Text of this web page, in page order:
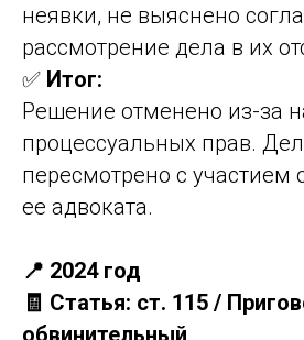
неявки, не выяснено
рассмотрение дела в их
✅ Итог:
Решение отменено из-за
процессуальных прав.
пересмотрено с участием
ее адвоката.
📍 2024 год
🧾 Статья: ст. 115 /
обвинительный